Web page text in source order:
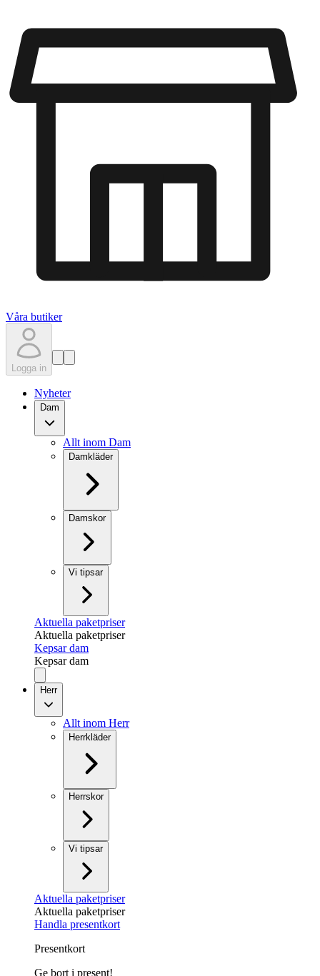
Våra butiker
Logga in
Nyheter
Dam
Allt inom Dam
Damkläder
Damskor
Vi tipsar
Aktuella paketpriser
Aktuella paketpriser
Kepsar dam
Kepsar dam
Herr
Allt inom Herr
Herrkläder
Herrskor
Vi tipsar
Aktuella paketpriser
Aktuella paketpriser
Handla presentkort
Presentkort
Ge bort i present!